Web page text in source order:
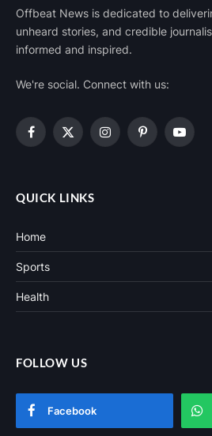
Offbeat News is dedicated to
unheard stories, and credible
informed and inspired.
We're social. Connect with us:
Facebook
X
InstagramPinterest
QUICK LINKS
Home
Sports
Health
FOLLOW US
Facebook